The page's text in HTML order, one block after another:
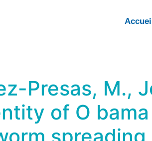
Presas, M.,
of O